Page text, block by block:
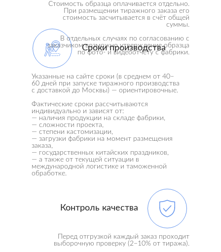
Сроки производства
Указанные на сайте сроки (в среднем от 40–
60 дней при запуске тиражного производства
с доставкой до Москвы) — ориентировочные.
Фактические сроки рассчитываются
индивидуально и зависят от:
— наличия продукции на складе фабрики,
— сложности проекта,
— степени кастомизации,
— загрузки фабрики на момент размещения
заказа,
— государственных китайских праздников,
— а также от текущей ситуации в
международной логистике и таможенной
обработке.
Контроль качества
Перед отгрузкой каждый заказ проходит
выборочную проверку (2−10% от тиража).
Стоимость образца оплачивается отдельно.
При размещении тиражного заказа его
стоимость засчитывается в счёт общей
суммы.
В отдельных случаях по согласованию с
заказчиком возможно утверждение образца
по фото- и видеоотчёту с фабрики.